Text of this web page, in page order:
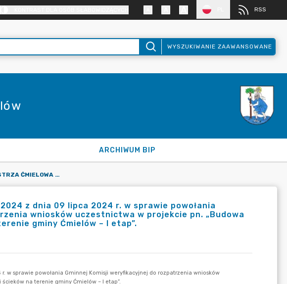
RSS
WYSZUKIWANIE ZAAWANSOWANE
ARCHIWUM BIP
ZARZĄDZENIE BURMISTRZA ĆMIELOWA NR 69/2024 Z DNIA 09 LIPCA 2024 R. W SPRAWIE POWOŁANIA GMINNEJ KOMISJI WERYFIKACYJNEJ DO ROZPATRZENIA WNIOSKÓW UCZESTNICTWA W PROJEKCIE PN. „BUDOWA PRZYDOMOWYCH OCZYSZCZALNI ŚCIEKÓW NA TERENIE GMINY ĆMIELÓW – I ETAP”.
z dnia 09 lipca 2024 r. w sprawie powołania
wniosków uczestnictwa w projekcie pn. „Budowa
gminy Ćmielów – I etap”.